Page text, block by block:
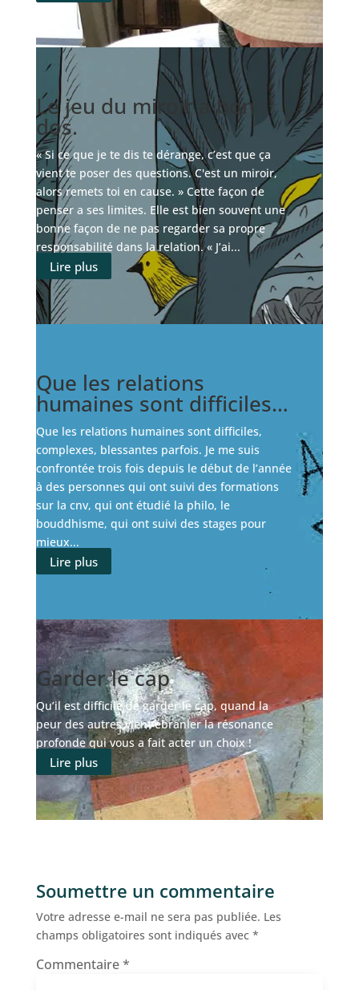
Le jeu du miroir a bon
dos.
« Si ce que je te dis te dérange, c’est que ça
vient te poser des questions. C'est un miroir,
alors remets toi en cause. » Cette façon de
penser a ses limites. Elle est bien souvent une
bonne façon de ne pas regarder sa propre
responsabilité dans la relation. « J’ai...
Lire plus
Que les relations
humaines sont difficiles…
Que les relations humaines sont difficiles,
complexes, blessantes parfois. Je me suis
confrontée trois fois depuis le début de l’année
à des personnes qui ont suivi des formations
sur la cnv, qui ont étudié la philo, le
bouddhisme, qui ont suivi des stages pour
mieux...
Lire plus
Garder le cap
Qu’il est difficile de garder le cap, quand la
peur des autres vient ébranler la résonance
profonde qui vous a fait acter un choix !
Lire plus
Soumettre un commentaire
Votre adresse e-mail ne sera pas publiée. Les
champs obligatoires sont indiqués avec *
Commentaire*